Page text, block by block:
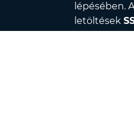
lépésében.
letöltések